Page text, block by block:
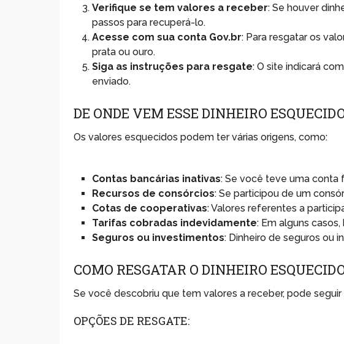
Verifique se tem valores a receber: Se houver
passos para recuperá-lo.
Acesse com sua conta Gov.br: Para resgatar os
prata ou ouro.
Siga as instruções para resgate: O site indicará
enviado.
DE ONDE VEM ESSE DINHEIRO
Os valores esquecidos podem ter várias origens, como:
Contas bancárias inativas: Se você teve uma conta
Recursos de consórcios: Se participou de um
Cotas de cooperativas: Valores referentes a
Tarifas cobradas indevidamente: Em alguns
Seguros ou investimentos: Dinheiro de seguros ou
COMO RESGATAR O DINHEIRO
Se você descobriu que tem valores a receber, pode
OPÇÕES DE RESGATE: